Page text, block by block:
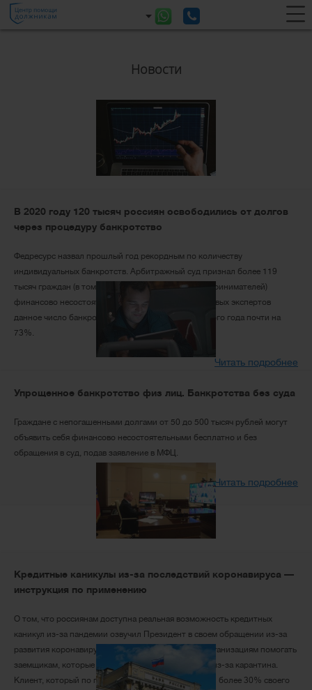
Новости
В 2020 году 120 тысяч россиян освободились от долгов
через процедуру банкротство
Федресурс назвал прошлый год рекордным по количеству
индивидуальных банкротств. Арбитражный суд признал более 119
тысяч граждан (в том числе индивидуальных предпринимателей)
финансово несостоятельными. По оценке финансовых экспертов
данное число банкротов превышает цифру прошлого года почти на
73%.
Читать подробнее
Упрощенное банкротство физ лиц. Банкротства без суда
Граждане с непогашенными долгами от 50 до 500 тысяч рублей могут
объявить себя финансово несостоятельными бесплатно и без
обращения в суд, подав заявление в МФЦ.
Читать подробнее
Кредитные каникулы из-за последствий коронавируса —
инструкция по применению
О том, что россиянам доступна реальная возможность кредитных
каникул из-за пандемии озвучил Президент в своем обращении из-за
развития коронавируса. Он поручил кредитным организациям помогать
заемщикам, которые понесли финансовые потери из-за карантина.
Клиент, который по причине коронавируса потерял более 30% своего